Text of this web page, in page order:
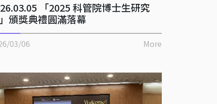
「2025 科管院博士生研究
頒獎典禮圓滿落幕
03/06 More